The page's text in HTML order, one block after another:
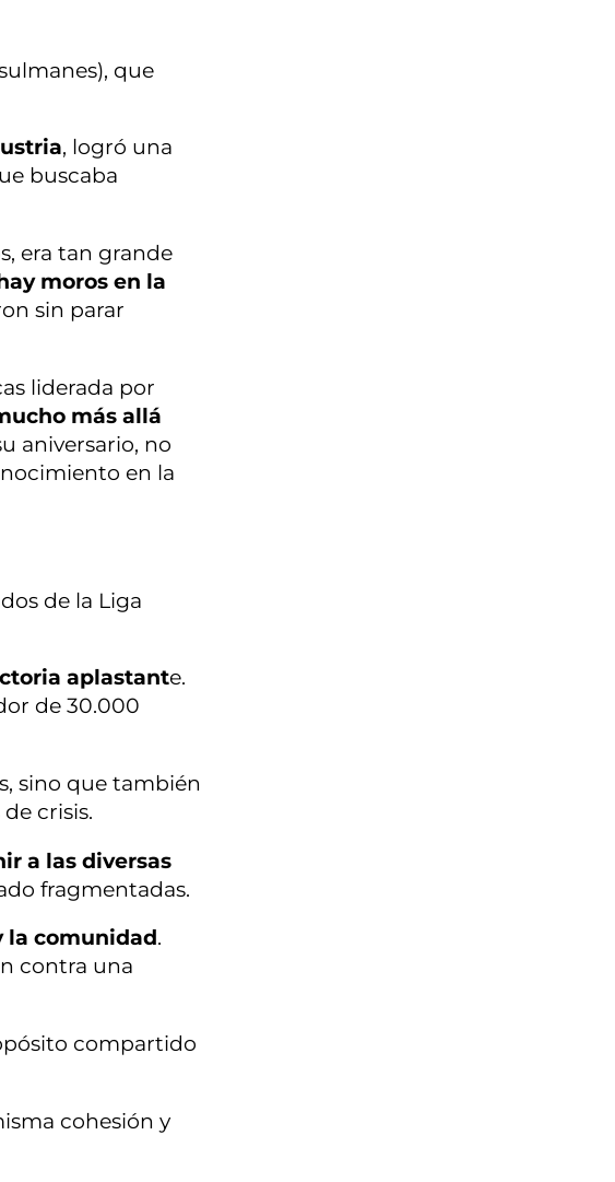
que
, logró una
buscaba
era tan grande
moros en la
sin parar
liderada por
más allá
aniversario, no
en la
de la Liga
aplastante.
de 30.000
sino que también
crisis.
a las diversas
fragmentadas.
la comunidad.
contra una
compartido
cohesión y